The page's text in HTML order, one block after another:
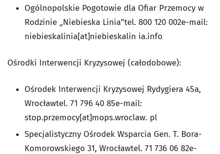
Ogólnopolskie Pogotowie dla Ofiar Przemocy w
Rodzinie „Niebieska Linia”tel. 800 120 002e-mail:
niebieskalinia[at]niebieskalin ia.info
Ośrodki Interwencji Kryzysowej (całodobowe):
Ośrodek Interwencji Kryzysowej Rydygiera 45a,
Wrocławtel. 71 796 40 85e-mail:
stop.przemocy[at]mops.wroclaw. pl
Specjalistyczny Ośrodek Wsparcia Gen. T. Bora-
Komorowskiego 31, Wrocławtel. 71 736 06 82e-